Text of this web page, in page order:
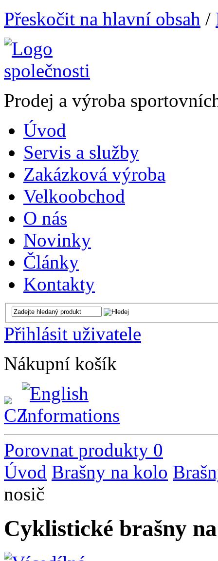
Přeskočit na hlavní obsah /
Prodej a výroba
Úvod
Servis a služby
Zakázková výroba
Velkoobchod
O nás
Novinky
Články
Kontakty
Přihlásit uživatele
Nákupní košík
Porovnat produkty 0
Úvod Brašny na kolo
nosič
Cyklistické brašny